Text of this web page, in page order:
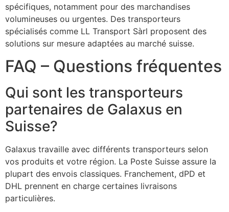
spécifiques, notamment pour des marchandises
volumineuses ou urgentes. Des transporteurs
spécialisés comme LL Transport Sàrl proposent des
solutions sur mesure adaptées au marché suisse.
FAQ – Questions fréquentes
Qui sont les transporteurs
partenaires de Galaxus en
Suisse?
Galaxus travaille avec différents transporteurs selon
vos produits et votre région. La Poste Suisse assure la
plupart des envois classiques. Franchement, dPD et
DHL prennent en charge certaines livraisons
particulières.